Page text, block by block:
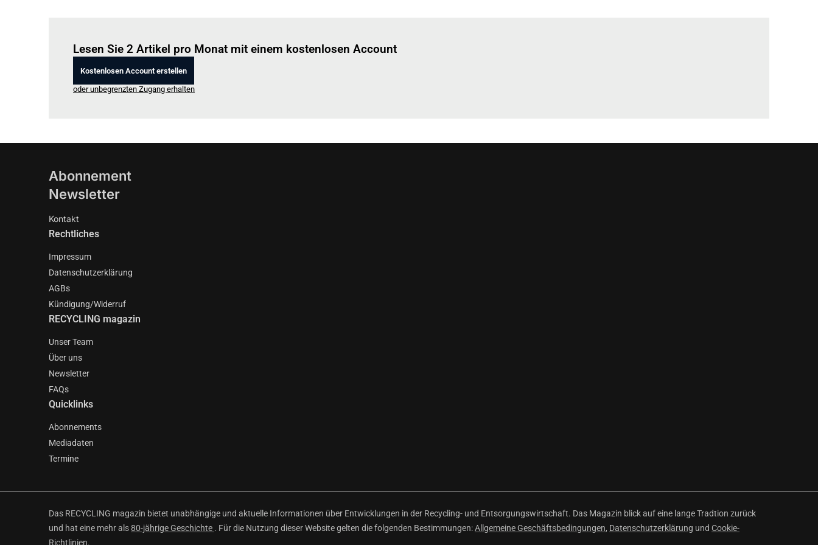
Lesen Sie 2 Artikel pro Monat mit einem kostenlosen Account
Kostenlosen Account erstellen
oder unbegrenzten Zugang erhalten
Abonnement
Newsletter
Kontakt
Rechtliches
Impressum
Datenschutzerklärung
AGBs
Kündigung/Widerruf
RECYCLING magazin
Unser Team
Über uns
Newsletter
FAQs
Quicklinks
Abonnements
Mediadaten
Termine
Das RECYCLING magazin bietet unabhängige und aktuelle Informationen über Entwicklungen in der Recycling- und Entsorgungswirtschaft. Das Magazin blick auf eine lange Tradtion zurück
und hat eine mehr als80-jährige Geschichte . Für die Nutzung dieser Website gelten die folgenden Bestimmungen:Allgemeine Geschäftsbedingungen, Datenschutzerklärung und Cookie-
Richtlinien.